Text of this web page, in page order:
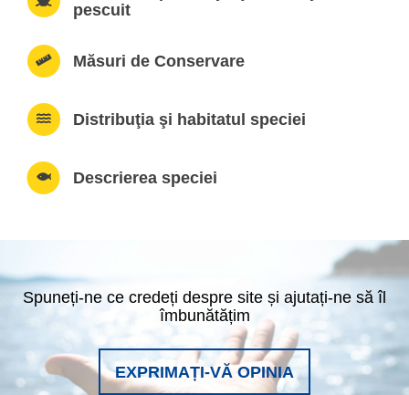
pescuit
Măsuri de Conservare
Distribuţia şi habitatul speciei
Descrierea speciei
Spuneți-ne ce credeți despre site și ajutați-ne să îl
îmbunătățim
EXPRIMAȚI-VĂ OPINIA